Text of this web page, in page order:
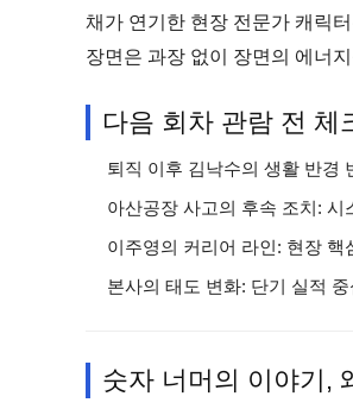
채가 연기한 현장 전문가 캐릭
장면은 과장 없이 장면의 에너
다음 회차 관람 전 체
퇴직 이후 김낙수의 생활 반경
아산공장 사고의 후속 조치:
이주영의 커리어 라인: 현장 핵
본사의 태도 변화: 단기 실적
숫자 너머의 이야기,